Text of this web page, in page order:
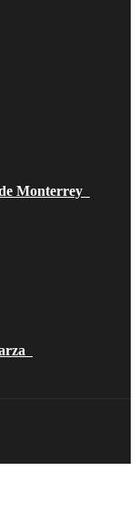
Monterrey